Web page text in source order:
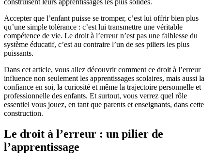
Accepter que l’enfant puisse se tromper, c’est lui offrir bien plus
qu’une simple tolérance : c’est lui transmettre une véritable
compétence de vie. Le droit à l’erreur n’est pas une faiblesse du
système éducatif, c’est au contraire l’un de ses piliers les plus
puissants.
Dans cet article, vous allez découvrir comment ce droit à l’erreur
influence non seulement les apprentissages scolaires, mais aussi la
confiance en soi, la curiosité et même la trajectoire personnelle et
professionnelle des enfants. Et surtout, vous verrez quel rôle
essentiel vous jouez, en tant que parents et enseignants, dans cette
construction.
Le droit à l’erreur : un pilier de
l’apprentissage